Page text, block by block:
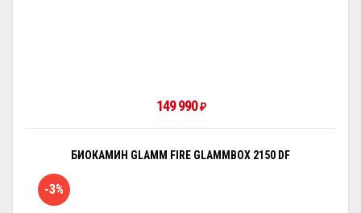
149 990 ₽
БИОКАМИН GLAMM FIRE GLAMMBOX 2150 DF
-3%